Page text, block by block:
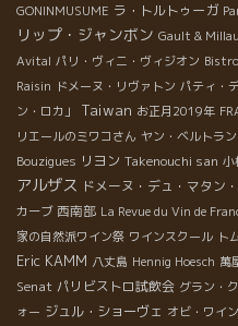
GONINMUSUME ラ・トルトゥーガ
リップ・ジャンボン Gault & Millau
Avital パリ・ヴィニ・ヴィジオン
Raisin ドメーヌ・リヴァトン パティ・
ン・ロカ」
Taiwan お正月2019年
リエールのミワコさん ヤン・ベルトラン
Bouzigues リヨン Takenouchi san 小
アルザス ドメーヌ・デュ・マタン
カーブ 西南部 La Revue du Vin de
家の自然派ワイン祭 ワインスクール ト
Eric KAMM 八丈島 Hennig Hoesch 萬
Senat パリビストロ試飲会 グラン・
ォー ジュル・ショーヴェ オビ・ワイン